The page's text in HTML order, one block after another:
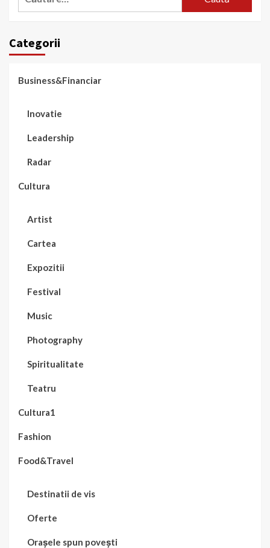
Categorii
Business&Financiar
Inovatie
Leadership
Radar
Cultura
Artist
Cartea
Expozitii
Festival
Music
Photography
Spiritualitate
Teatru
Cultura1
Fashion
Food&Travel
Destinatii de vis
Oferte
Orașele spun povești